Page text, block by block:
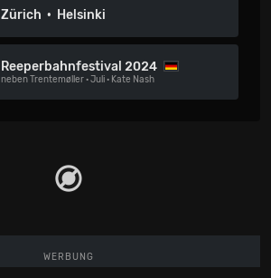
Zürich · Helsinki
Reeperbahnfestival 2024
nebenTrentemøller·Juli· Kate Nash
WERBUNG